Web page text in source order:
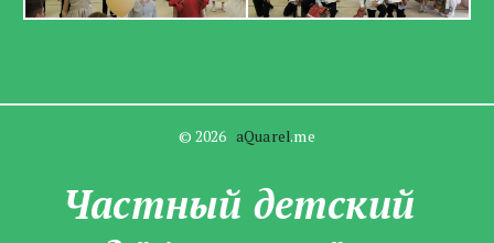
© 2026 aQuarel.me
Частны­­й детский